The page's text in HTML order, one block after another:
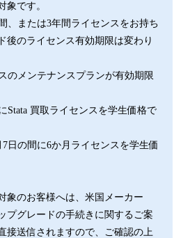
象です。
、または3年間ライセンスをお持ち
後のライセンス有効期限は変わり
のメンテナンスプランが有効期限
Stata 買取ライセンスを学⽣価格で
7⽇の間に6か⽉ライセンスを学⽣価
象のお客様へは、米国メーカー
プグレードの手続きに関するご案
接送信されますので、ご確認の上